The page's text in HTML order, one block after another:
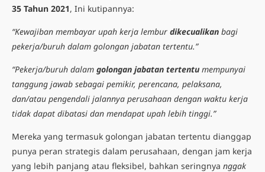
35 Tahun 2021, Ini kutipannya:
“Kewajiban membayar upah kerja lembur dikecualikan bagi
pekerja/buruh dalam golongan jabatan tertentu.”
“Pekerja/buruh dalam golongan jabatan tertentu mempunyai
tanggung jawab sebagai pemikir, perencana, pelaksana,
dan/atau pengendali jalannya perusahaan dengan waktu kerja
tidak dapat dibatasi dan mendapat upah lebih tinggi.”
Mereka yang termasuk golongan jabatan tertentu dianggap
punya peran strategis dalam perusahaan, dengan jam kerja
yang lebih panjang atau fleksibel, bahkan seringnya nggak